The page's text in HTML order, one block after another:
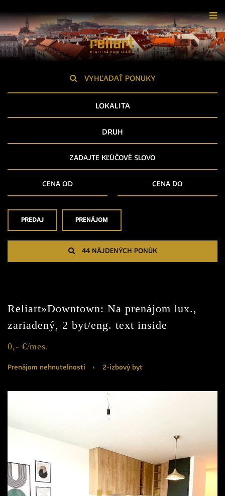
VYHĽADAŤ PONUKY
LOKALITA
DRUH
PREDAJ PRENÁJOM
44 NÁJDENÝCH PONÚK
Reliart»Downtown: Na prenájom lux.,
zariadený, 2 byt/eng. text inside
0,- €/mes.
Prenájom nehnuteľností 2-izbový byt